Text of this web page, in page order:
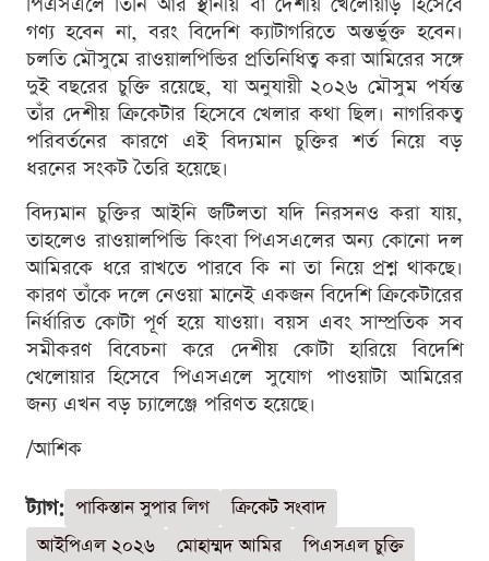
গণ্য হবেন না, বরং বিদেশি ক্যাটাগরিতে অন্তর্ভুক্ত হবেন।
চলতি মৌসুমে রাওয়ালপিন্ডির প্রতিনিধিত্ব করা আমিরের সঙ্গে
দুই বছরের চুক্তি রয়েছে, যা অনুযায়ী ২০২৬ মৌসুম পর্যন্ত
তাঁর দেশীয় ক্রিকেটার হিসেবে খেলার কথা ছিল। নাগরিকত্ব
পরিবর্তনের কারণে এই বিদ্যমান চুক্তির শর্ত নিয়ে বড়
ধরনের সংকট তৈরি হয়েছে।
বিদ্যমান চুক্তির আইনি জটিলতা যদি নিরসনও করা যায়,
তাহলেও রাওয়ালপিন্ডি কিংবা পিএসএলের অন্য কোনো দল
আমিরকে ধরে রাখতে পারবে কি না তা নিয়ে প্রশ্ন থাকছে।
কারণ তাঁকে দলে নেওয়া মানেই একজন বিদেশি ক্রিকেটারের
নির্ধারিত কোটা পূর্ণ হয়ে যাওয়া। বয়স এবং সাম্প্রতিক সব
সমীকরণ বিবেচনা করে দেশীয় কোটা হারিয়ে বিদেশি
খেলোয়ার হিসেবে পিএসএলে সুযোগ পাওয়াটা আমিরের
জন্য এখন বড় চ্যালেঞ্জে পরিণত হয়েছে।
/আশিক
ট্যাগ: পাকিস্তান সুপার লিগ
ক্রিকেট সংবাদ
আইপিএল ২০২৬
মোহাম্মদ আমির পিএসএল চুক্তি